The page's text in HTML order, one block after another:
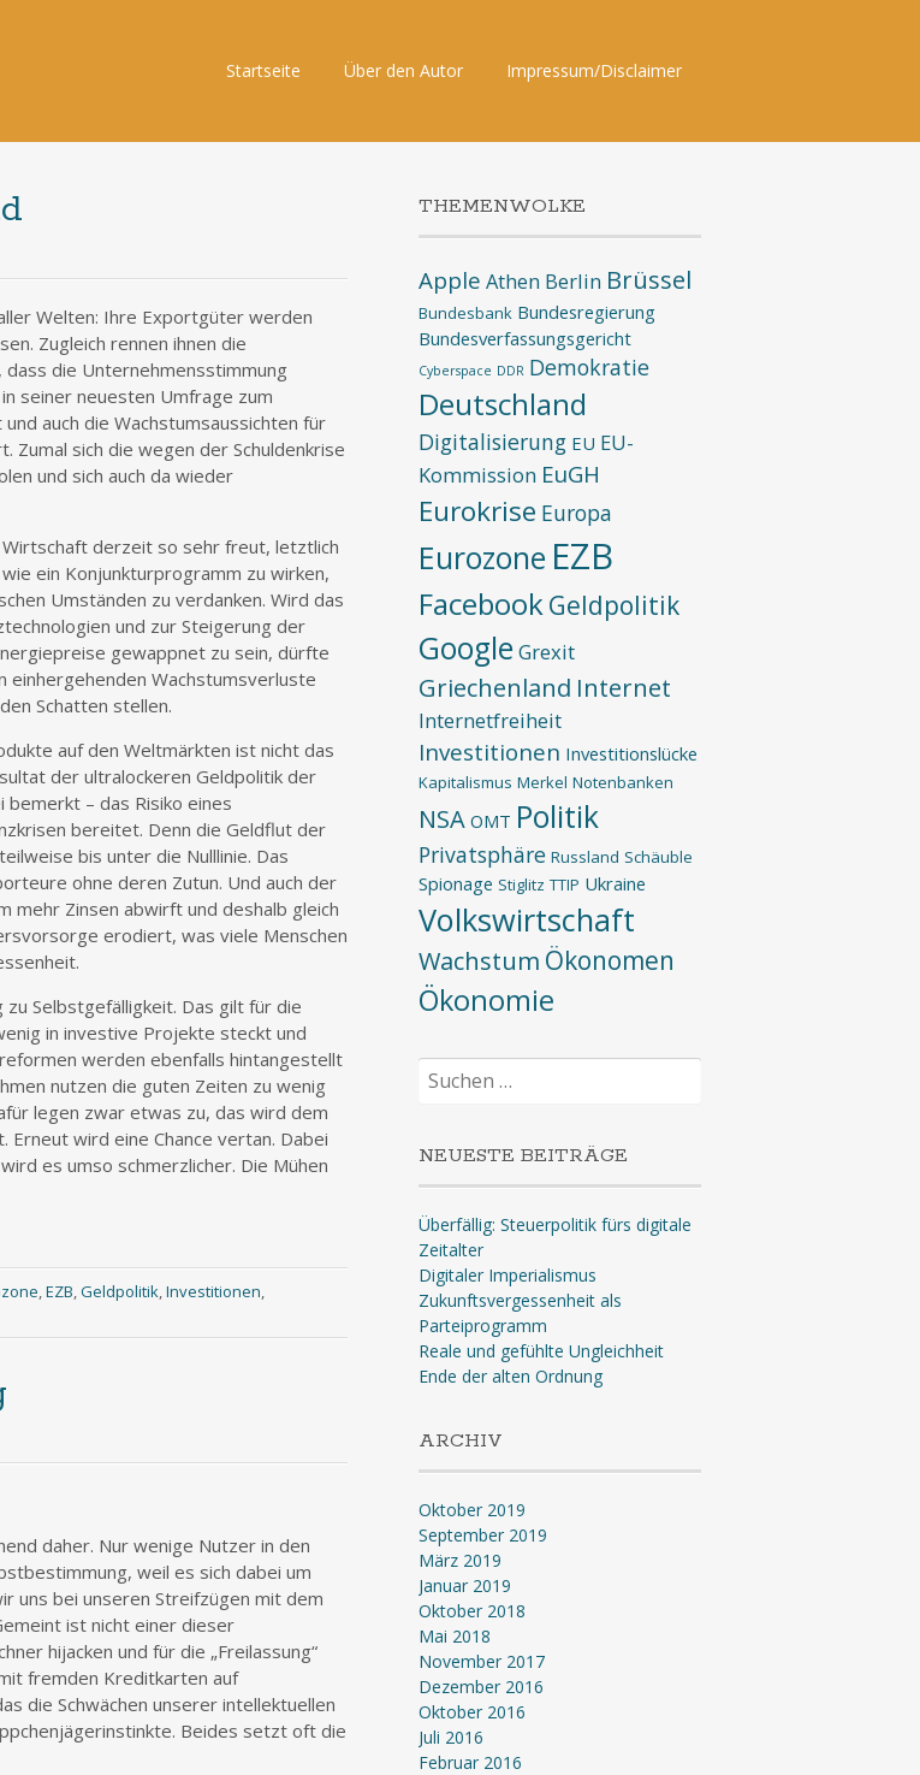
Skip
Startseite Über den Autor Impressum/Disclaimer
Welten: Ihre Exportgüter werden
Zugleich rennen ihnen die
die Unternehmensstimmung
seiner neuesten Umfrage zum
auch die Wachstumsaussichten für
Zumal sich die wegen der Schuldenkrise
und sich auch da wieder
derzeit so sehr freut, letztlich
ein Konjunkturprogramm zu wirken,
Umständen zu verdanken. Wird das
und zur Steigerung der
gewappnet zu sein, dürfte
einhergehenden Wachstumsverluste
Schatten stellen.
auf den Weltmärkten ist nicht das
der ultralockeren Geldpolitik der
bemerkt – das Risiko eines
bereitet. Denn die Geldflut der
bis unter die Nulllinie. Das
ohne deren Zutun. Und auch der
mehr Zinsen abwirft und deshalb gleich
erodiert, was viele Menschen
Selbstgefälligkeit. Das gilt für die
in investive Projekte steckt und
werden ebenfalls hintangestellt
nutzen die guten Zeiten zu wenig
legen zwar etwas zu, das wird dem
wird eine Chance vertan. Dabei
es umso schmerzlicher. Die Mühen
,EZB,Geldpolitik,Investitionen,
daher. Nur wenige Nutzer in den
weil es sich dabei um
uns bei unseren Streifzügen mit dem
ist nicht einer dieser
hijacken und für die „Freilassung“
fremden Kreditkarten auf
die Schwächen unserer intellektuellen
Beides setzt oft die
THEMENWOLKE
Apple Athen Berlin Brüssel
Bundesbank Bundesregierung
Bundesverfassungsgericht
Cyberspace DDR Demokratie
Deutschland
Digitalisierung EU EU-
Kommission EuGH
Eurokrise Europa
Eurozone EZB
FacebookGeldpolitik
Google Grexit
Griechenland Internet
Internetfreiheit
Investitionen Investitionslücke
Kapitalismus Merkel Notenbanken
NSA OMT Politik
Privatsphäre Russland Schäuble
Spionage Stiglitz TTIP Ukraine
Volkswirtschaft
Wachstum Ökonomen
Ökonomie
Suchen
nach:
NEUESTE BEITRÄGE
Überfällig: Steuerpolitik fürs digitale
Zeitalter
Digitaler Imperialismus
Zukunftsvergessenheit als
Parteiprogramm
Reale und gefühlte Ungleichheit
Ende der alten Ordnung
ARCHIV
Oktober 2019
September 2019
März 2019
Januar 2019
Oktober 2018
Mai 2018
November 2017
Dezember 2016
Oktober 2016
Juli 2016
Februar 2016